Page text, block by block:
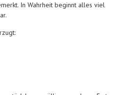
In Wahrheit beginnt alles viel